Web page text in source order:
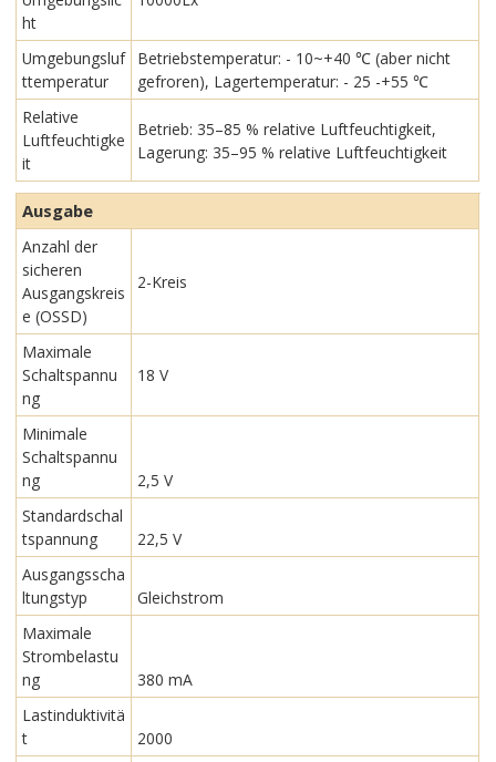
ht
Umgebungsluf
ttemperatur
Betriebstemperatur: - 10~+40 ℃ (aber nicht
gefroren), Lagertemperatur: - 25 -+55 ℃
Relative
Luftfeuchtigke
it
Betrieb: 35–85 % relative Luftfeuchtigkeit,
Lagerung: 35–95 % relative Luftfeuchtigkeit
Ausgabe
Anzahl der
sicheren
Ausgangskreis
e (OSSD)
2-Kreis
Maximale
Schaltspannu
ng
18 V
Minimale
Schaltspannu
ng
2,5 V
Standardschal
tspannung
22,5 V
Ausgangsscha
ltungstyp
Gleichstrom
Maximale
Strombelastu
ng
380 mA
Lastinduktivitä
t
2000